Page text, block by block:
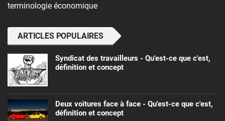
terminologie économique
ARTICLES POPULAIRES
Syndicat des travailleurs - Qu'est-ce que c'est,
définition et concept
Deux voitures face à face - Qu'est-ce que c'est,
définition et concept